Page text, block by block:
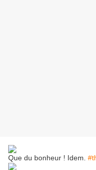
Que du bonheur ! Idem.